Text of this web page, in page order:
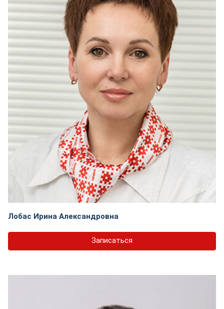
Лобас Ирина Александровна
Записаться